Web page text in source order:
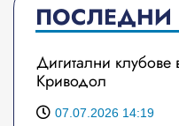
Дигитални
Криводол
07.07.2026 14:19